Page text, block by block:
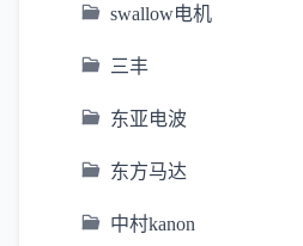
swallow电机
三丰
东亚电波
东方马达
中村kanon